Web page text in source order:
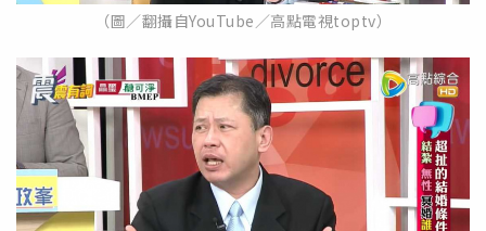
（圖／翻攝自YouTube／高點電視toptv）